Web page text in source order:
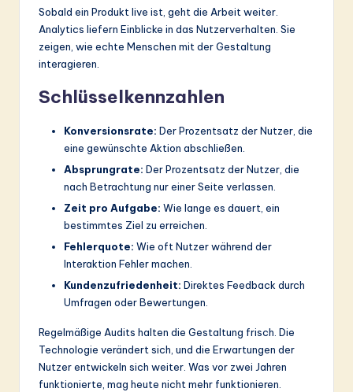
Sobald ein Produkt live ist, geht die Arbeit weiter.
Analytics liefern Einblicke in das Nutzerverhalten. Sie
zeigen, wie echte Menschen mit der Gestaltung
interagieren.
Schlüsselkennzahlen
Konversionsrate: Der Prozentsatz der Nutzer, die
eine gewünschte Aktion abschließen.
Absprungrate: Der Prozentsatz der Nutzer, die
nach Betrachtung nur einer Seite verlassen.
Zeit pro Aufgabe: Wie lange es dauert, ein
bestimmtes Ziel zu erreichen.
Fehlerquote: Wie oft Nutzer während der
Interaktion Fehler machen.
Kundenzufriedenheit: Direktes Feedback durch
Umfragen oder Bewertungen.
Regelmäßige Audits halten die Gestaltung frisch. Die
Technologie verändert sich, und die Erwartungen der
Nutzer entwickeln sich weiter. Was vor zwei Jahren
funktionierte, mag heute nicht mehr funktionieren.